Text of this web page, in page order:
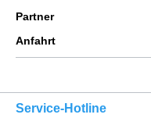
Partner
Anfahrt
Service-Hotline